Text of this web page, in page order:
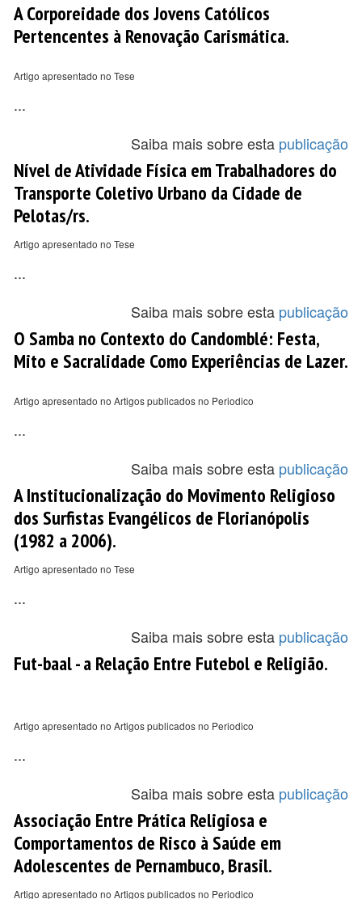
A Corporeidade dos Jovens Católicos
Pertencentes à Renovação Carismática.
Artigo apresentado no Tese
...
Saiba mais sobre esta publicação
Nível de Atividade Física em Trabalhadores do
Transporte Coletivo Urbano da Cidade de
Pelotas/rs.
Artigo apresentado no Tese
...
Saiba mais sobre esta publicação
O Samba no Contexto do Candomblé: Festa,
Mito e Sacralidade Como Experiências de Lazer.
Artigo apresentado no Artigos publicados no Periodico
...
Saiba mais sobre esta publicação
A Institucionalização do Movimento Religioso
dos Surfistas Evangélicos de Florianópolis
(1982 a 2006).
Artigo apresentado no Tese
...
Saiba mais sobre esta publicação
Fut-baal - a Relação Entre Futebol e Religião.
Artigo apresentado no Artigos publicados no Periodico
...
Saiba mais sobre esta publicação
Associação Entre Prática Religiosa e
Comportamentos de Risco à Saúde em
Adolescentes de Pernambuco, Brasil.
Artigo apresentado no Artigos publicados no Periodico